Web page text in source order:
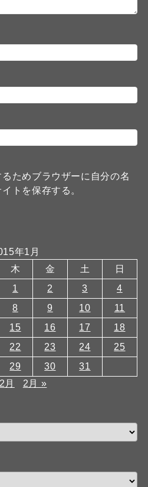
ためブラウザーに自分の名
トを保存する。
年1月
木 金 土
日
1
2 3
4
8 9 10
11
15 16 17
18
22 23 24
25
29 30
31
月
2月 »